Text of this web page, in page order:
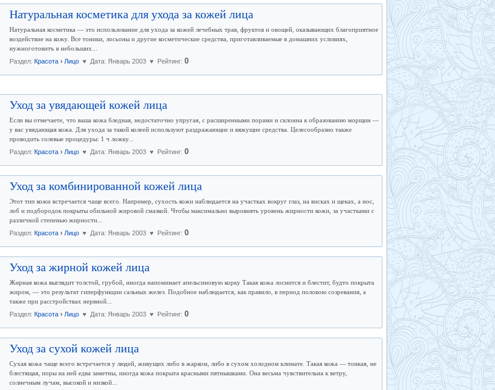
Натуральная косметика для ухода за кожей лица
Натуральная косметика — это использование для ухода за кожей лечебных трав, фруктов и овощей, оказывающих благоприятное
воздействие на кожу. Все тоники, лосьоны и другие косметические средства, приготавливаемые в домашних условиях,
нужноготовитъ в небольших...
Раздел: Красота › Лицо ♥ Дата: Январь 2003 ♥ Рейтинг: 0
Уход за увядающей кожей лица
Если вы отмечаете, что ваша кожа бледная, недостаточно упругая, с расширенными порами и склонна к образованию морщин —
у вас увядающая кожа. Для ухода за такой колеей используют раздражающие и вяжущие средства. Целесообразно также
проводить солевые процедуры: 1 ч ложку...
Раздел: Красота › Лицо ♥ Дата: Январь 2003 ♥ Рейтинг: 0
Уход за комбинированной кожей лица
Этот тип кожи встречается чаще всего. Например, сухость кожи наблюдается на участках вокруг глаз, на висках и щеках, а нос,
лоб и подбородок покрыты обильной жировой смазкой. Чтобы максимально выровнять уровень жирности кожи, за участками с
различной степенью жирности...
Раздел: Красота › Лицо ♥ Дата: Январь 2003 ♥ Рейтинг: 0
Уход за жирной кожей лица
Жирная кожа выглядит толстой, грубой, иногда напоминает апельсиновую корку Такая кожа лоснится и блестит, будто покрыта
жиром, — это результат гиперфункции сальных желез. Подобное наблюдается, как правило, в период половою созревания, а
также при расстройствах нервной...
Раздел: Красота › Лицо ♥ Дата: Январь 2003 ♥ Рейтинг: 0
Уход за сухой кожей лица
Сухая кожа чаще всего встречается у людей, живущих либо в жарком, либо в сухом холодном климате. Такая кожа — тонкая, не
блестящая, поры на ней едва заметны, иногда кожа покрыта красными пятнышками. Она весьма чувствительна к ветру,
солнечным лучам, высокой и низкой...